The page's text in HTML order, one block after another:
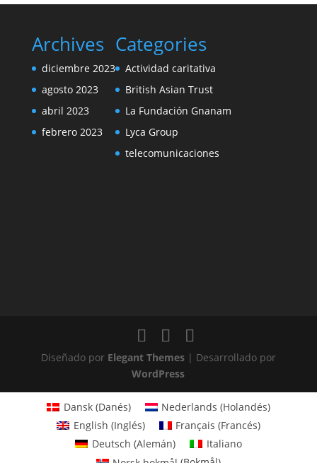
Archives
diciembre 2023
agosto 2023
abril 2023
febrero 2023
Categories
Actividad caritativa
British Asian Trust
La Fundación Gnanam
Lyca Group
telecomunicaciones
Diseñado por Elegant Themes| Desarrollado por
WordPress
Dansk(Danés) Nederlands (Holandés)
English (Inglés) Français (Francés)
Deutsch (Alemán)
Italiano